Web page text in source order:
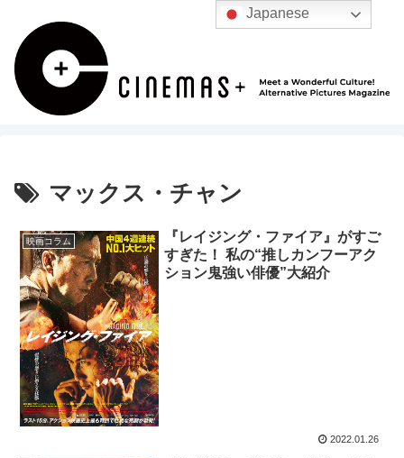
マックス・チャン
映画コラム
『レイジング・ファイア』がすご
すぎた！ 私の“推しカンフーアク
ション鬼強い俳優”大紹介
2022.01.26
Japanese